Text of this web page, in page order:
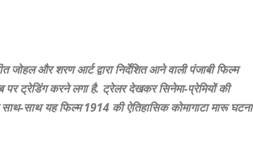
और शरण आर्ट द्वारा निर्देशित आने वाली पंजाबी फिल्म
पर ट्रेडिंग करने लगा है. ट्रेलर देखकर सिनेमा-प्रेमियों की
साथ यह फिल्म 1914 की ऐतिहासिक कोमागाटा मारू घटना